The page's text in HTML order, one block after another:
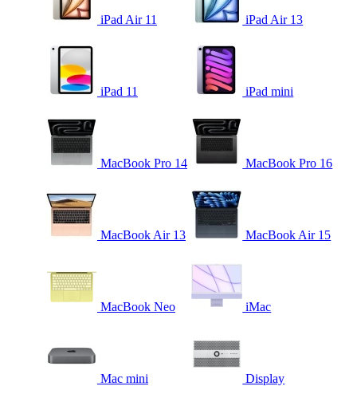
iPad Air 11 iPad Air 13
iPad 11 iPad mini
MacBook Pro 14 MacBook Pro 16
MacBook Air 13 MacBook Air 15
MacBook Neo iMac
Mac mini Display